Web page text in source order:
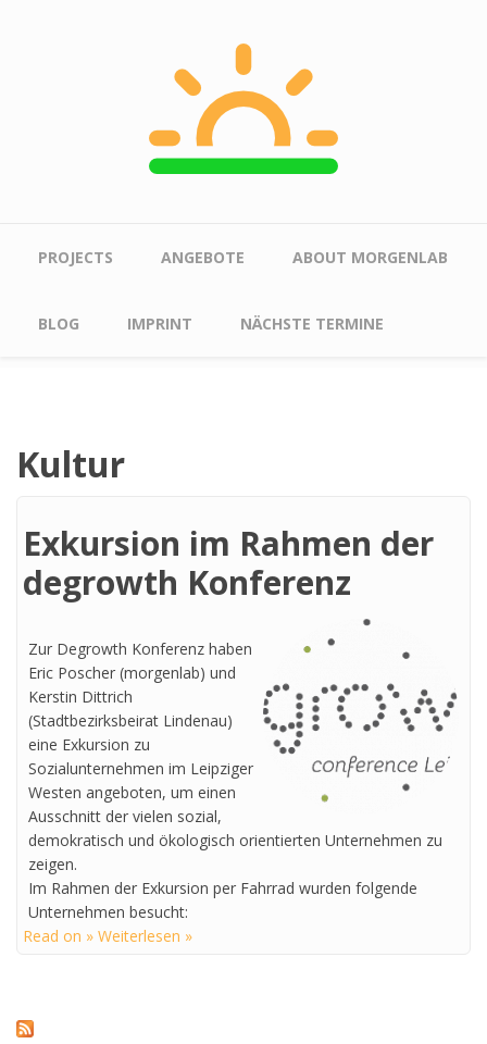
Main menu
PROJECTS ANGEBOTE ABOUT MORGENLAB
BLOG IMPRINT NÄCHSTE TERMINE
Kultur
Exkursion im Rahmen der
degrowth Konferenz
Zur Degrowth Konferenz haben
Eric Poscher (morgenlab) und
Kerstin Dittrich
(Stadtbezirksbeirat Lindenau)
eine Exkursion zu
Sozialunternehmen im Leipziger
Westen angeboten, um einen
Ausschnitt der vielen sozial,
demokratisch und ökologisch orientierten Unternehmen zu
zeigen.
Im Rahmen der Exkursion per Fahrrad wurden folgende
Unternehmen besucht:
Read on » Weiterlesen »